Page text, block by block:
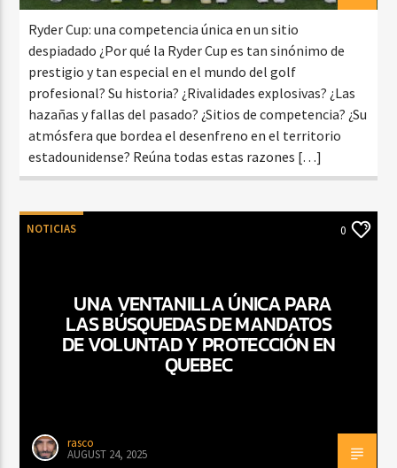
Ryder Cup: una competencia única en un sitio
despiadado ¿Por qué la Ryder Cup es tan sinónimo de
prestigio y tan especial en el mundo del golf
profesional? Su historia? ¿Rivalidades explosivas? ¿Las
hazañas y fallas del pasado? ¿Sitios de competencia? ¿Su
atmósfera que bordea el desenfreno en el territorio
estadounidense? Reúna todas estas razones […]
NOTICIAS 0
UNA VENTANILLA ÚNICA PARA
LAS BÚSQUEDAS DE MANDATOS
DE VOLUNTAD Y PROTECCIÓN EN
QUEBEC
rasco
AUGUST 24, 2025